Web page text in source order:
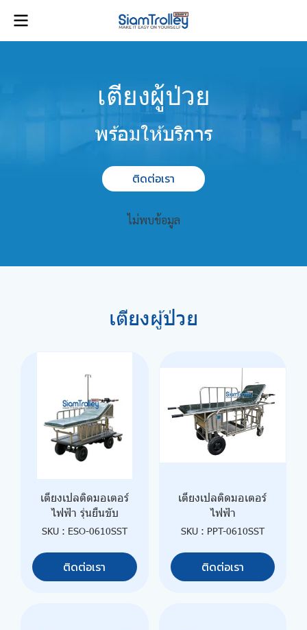
เตียงผู้ป่วย
พร้อมให้บริการ
ติดต่อเรา
ไม่พบข้อมูล
เตียงผู้ป่วย
เตียงเปลติดมอเตอร์
ไฟฟ้า รุ่นยืนขับ
SKU : ESO-0610SST
ติดต่อเรา
เตียงเปลติดมอเตอร์
ไฟฟ้า
SKU : PPT-0610SST
ติดต่อเรา